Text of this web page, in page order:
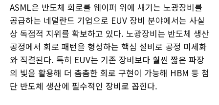
ASML은 반도체 회로를 웨이퍼 위에 새기는 노광장비를
공급하는 네덜란드 기업으로 EUV 장비 분야에서는 사실
상 독점적 지위를 확보하고 있다. 노광장비는 반도체 생산
공정에서 회로 패턴을 형성하는 핵심 설비로 공정 미세화
와 직결된다. 특히 EUV는 기존 장비보다 훨씬 짧은 파장
의 빛을 활용해 더 촘촘한 회로 구현이 가능해 HBM 등 첨
단 반도체 생산에 필수적인 장비로 꼽힌다.